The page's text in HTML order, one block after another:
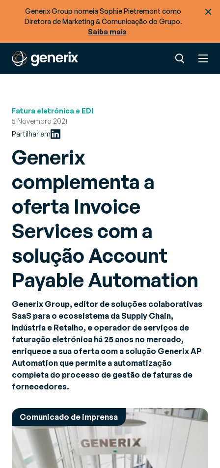
Generix Group nomeia Sophie Pietremont como
Diretora de Marketing & Comunicação do Grupo.
Saiba mais
Fatura eletrónica e EDI
5 Novembro 2021
Partilhar em
Generix
complementa a
oferta Invoice
Services com a
solução Account
Payable Automation
Generix Group, editor de soluções colaborativas
SaaS para o ecossistema da Supply Chain,
Indústria e Retalho, e operador de serviços de
faturação eletrónica há 25 anos no mercado,
enriquece a sua oferta com a solução Generix AP
Automation que permite a automatização
completa do processo de gestão de faturas de
fornecedores.
Comunicado de imprensa